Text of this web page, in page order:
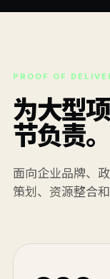
PROOF OF
为大型
节负责。
面向企业品牌、
策划、资源整合